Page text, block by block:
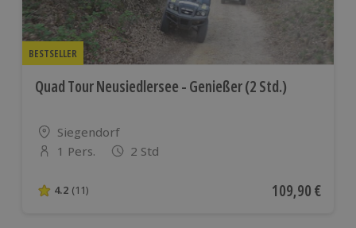
BESTSELLER
Quad Tour Neusiedlersee - Genießer (2 Std.)
Standort
Siegendorf
Anzahl der Teilnehmer
1 Pers. 2 Std
4.2 von 5 Sternen basierend auf 11 Bewertungen
4.2 (11) Aktueller Preis
109,90 €